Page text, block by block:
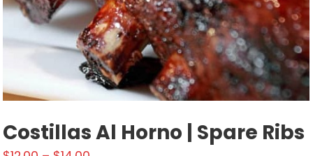
Costillas Al Horno | Spare Ribs